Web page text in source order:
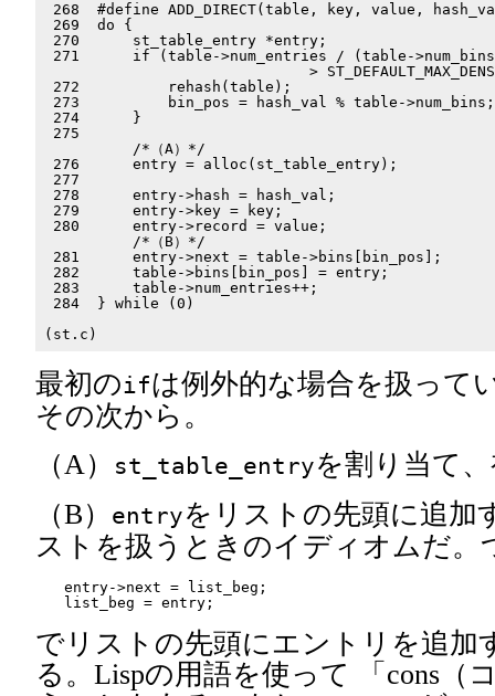
268  #define ADD_DIRECT(table, key, value,
269  do {
270      st_table_entry *entry;
271      if (table->num_entries / (table-
>
272          rehash(table);
273          bin_pos = hash_val % table-
274      }
275
/*（A）*/
276      entry = alloc(st_table_entry);
277
278      entry->hash = hash_val;
279      entry->key = key;
280      entry->record = value;
/*（B）*/
281      entry->next = table->bins[bin_pos];
282      table->bins[bin_pos] = entry;
283      table->num_entries++;
284  } while (0)
最初のifは例外的な場合を扱って
その次から。
（A）
st_table_entryを割り当て
（B）
entryをリストの先頭に追加
ストを扱うときのイディオムだ。
entry->next = list_beg;
でリストの先頭にエントリを追加
る。Lispの用語を使って 「cons（